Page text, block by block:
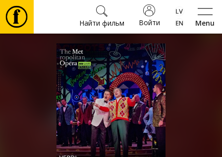
Menu
Войти
Найти фильм
Фильмы
Культура
Мероприятия